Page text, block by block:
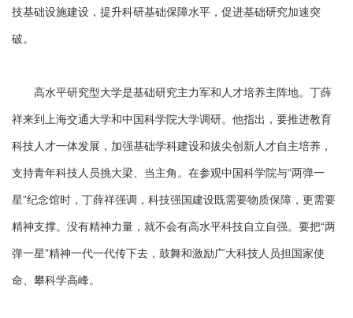
技基础设施建设，提升科研基础保障水平，促进基础研究加速突
破。
高水平研究型大学是基础研究主力军和人才培养主阵地。丁薛
祥来到上海交通大学和中国科学院大学调研。他指出，要推进教育
科技人才一体发展，加强基础学科建设和拔尖创新人才自主培养，
支持青年科技人员挑大梁、当主角。在参观中国科学院与“两弹一
星”纪念馆时，丁薛祥强调，科技强国建设既需要物质保障，更需要
精神支撑。没有精神力量，就不会有高水平科技自立自强。要把“两
弹一星”精神一代一代传下去，鼓舞和激励广大科技人员担国家使
命、攀科学高峰。